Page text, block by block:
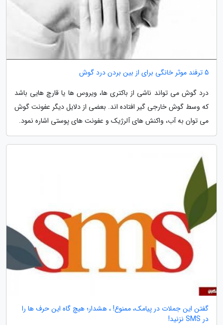
5 ترفند موثر خانگی برای از بین بردن درد گوش
درد گوش می تواند ناشی از باکتری ها، ویروس ها یا قارچ هایی باشد
که وسط گوش خارجی گیر افتاده اند. بعضی از دلایل دیگر عفونت گوش
می توان به آب، واکنش های آلرژیک و عفونت های پوستی اشاره نمود.
گفتن این جملات در پیامک، ممنوع! ، هشدار؛ هیچ گاه این حرف ها را
در SMS نزنید!